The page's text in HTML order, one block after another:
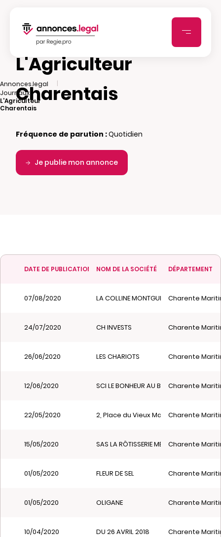
Annonces.legal
|
Journaux
|
L'Agriculteur
Charentais
L'Agriculteur
Charentais
Fréquence de parution :Quotidien
Je publie mon annonce
DATE DE PUBLICATION NOM DE LA SOCIÉTÉ DÉPARTEMENT
07/08/2020 LA COLLINE MONTGUIMARCharente
24/07/2020 CH INVESTS Charente
26/06/2020 LES CHARIOTS Charente
12/06/2020 SCI LE BONHEUR AU BOUT DES DOIGTS
Charente
22/05/2020 2, Place du Vieux Marché 17630 LA
Charente
15/05/2020 SAS LA RÔTISSERIE MÉDIÉVALE
Charente
01/05/2020 FLEUR DE SEL Charente
01/05/2020 OLIGANE Charente
10/04/2020 DU 26 AVRIL 2018 Charente